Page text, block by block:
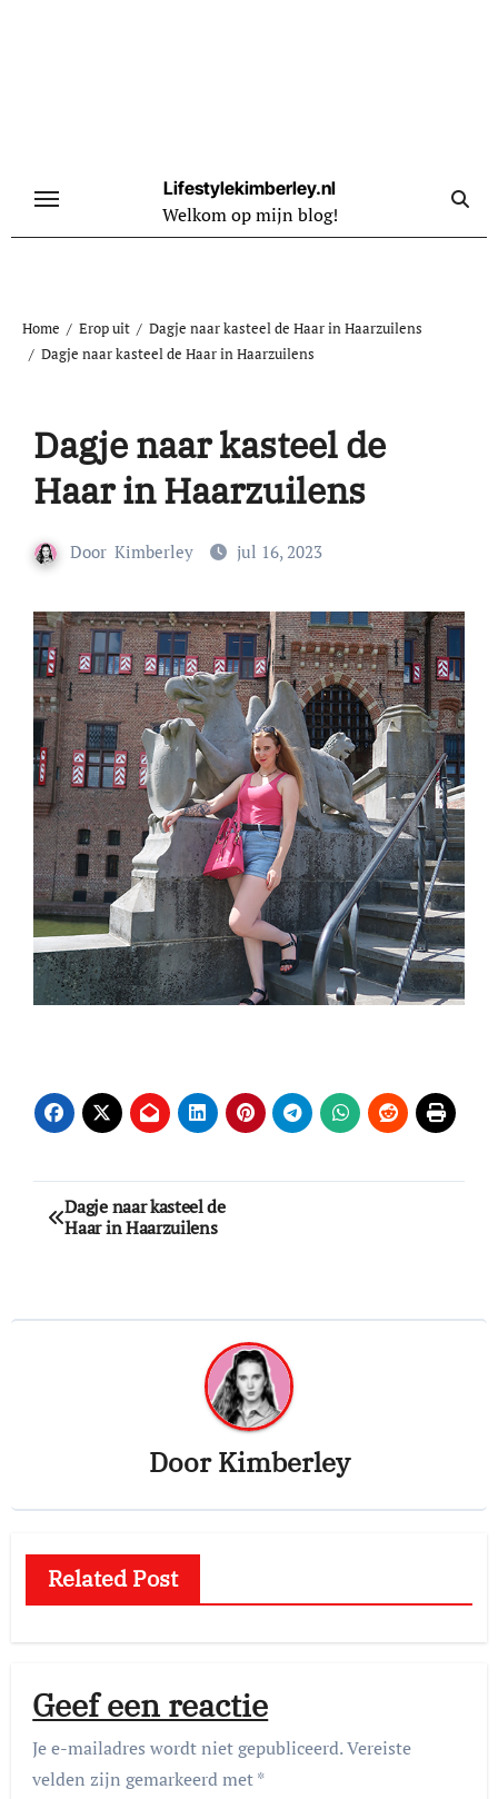
Lifestylekimberley.nl
Welkom op mijn blog!
Home Erop uit
Dagje naar kasteel de Haar in Haarzuilens
Dagje naar kasteel de Haar in Haarzuilens
Dagje naar kasteel de
Haar in Haarzuilens
Door Kimberley jul 16, 2023
Bericht
navigatie
Dagje naar kasteel de
Haar in Haarzuilens
DoorKimberley
Related Post
Geef een reactie
Je e-mailadres wordt niet gepubliceerd.Vereiste
velden zijn gemarkeerd met*